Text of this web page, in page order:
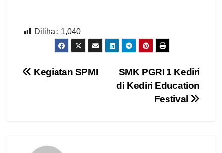
Dilihat: 1,040
Navigasi
SMK PGRI 1 Kediri
di Kediri Education
Festival
Kegiatan SPMI